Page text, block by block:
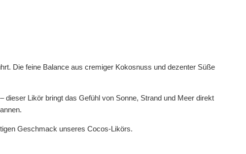
Die feine Balance aus cremiger Kokosnuss und dezenter Süße
Likör bringt das Gefühl von Sonne, Strand und Meer direkt
Geschmack unseres Cocos-Likörs.